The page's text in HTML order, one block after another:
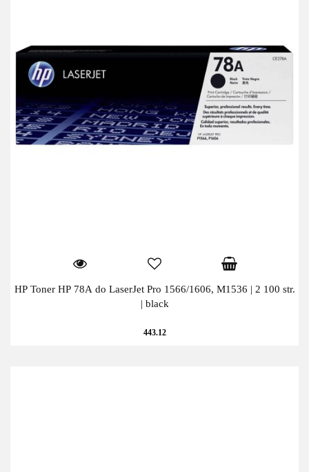
HP Toner HP 78A do LaserJet Pro 1566/1606, M1536 | 2 100 str.
| black
443.12